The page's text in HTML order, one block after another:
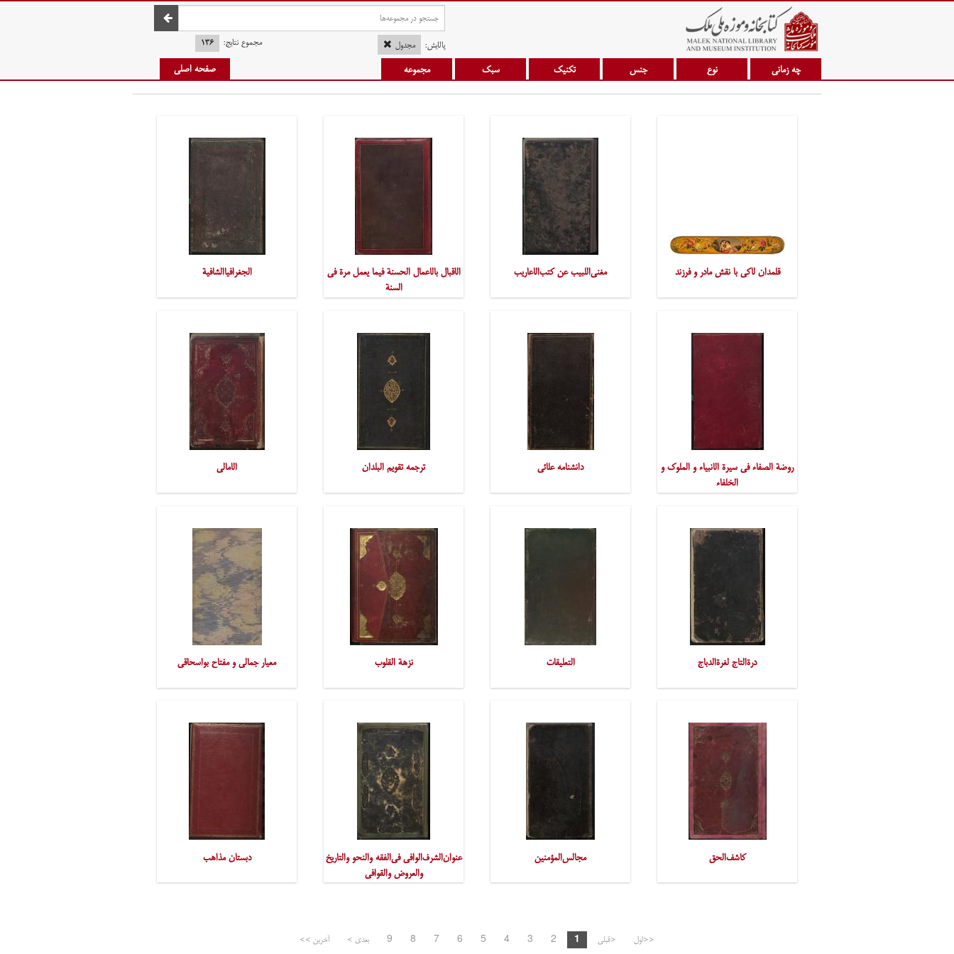
صفحه اصلی
پالایش: مجدول مجموع نتایج: ۱۳۶
چه زمانی نوع جنس تکنیک سبک مجموعه صفحه اصلی
قلمدان لاکی با نقش مادر و فرزند مغنی‌اللبیب عن کتب‌الاعاریب
الاقبال بالاعمال الحسنة فیما یعمل مرة فی
السنة
الجغرافیاالشافیة
روضة الصفاء فی سیرة الانبیاء و الملوک و
الخلفاء
دانشنامه علائی ترجمه تقویم البلدان الامالی
درةالتاج لغرةالدباج التعلیقات نزهة القلوب معیار جمالی و مفتاح بواسحاقی
کاشف‌الحق مجالس‌المؤمنین
عنوان‌الشرف‌الوافی فی‌الفقه والنحو والتاریخ
والعروض والقوافی
دبستان مذاهب
<<اول <قبلی 1
2
3
4
5
6
7
8
9 بعدی > آخرین >>